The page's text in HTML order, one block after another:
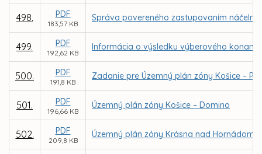
498. PDF
183,57 KB
Správa povereného zastupovaním
499. PDF
192,62 KB
Informácia o výsledku výberového
500. PDF
191,8 KB
Zadanie pre Územný plán zóny Košice –
501. PDF
196,66 KB
Územný plán zóny Košice – Domino
502. PDF
209,8 KB
Územný plán zóny Krásna nad Hornádom